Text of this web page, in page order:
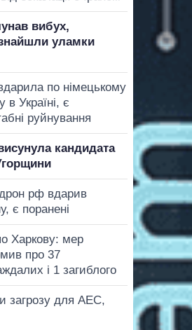
вибух,
уламки
по німецькому
в Україні, є
руйнування
кандидата
дрон рф вдарив
є поранені
Харкову: мер
про 37
і 1 загиблого
загрозу для АЕС,